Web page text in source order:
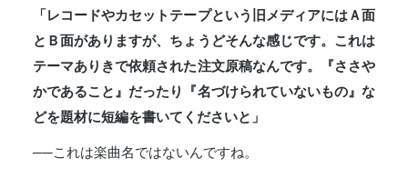
「レコードやカセットテープという旧メディアにはＡ面
とＢ面がありますが、ちょうどそんな感じです。これは
テーマありきで依頼された注文原稿なんです。『ささや
かであること』だったり『名づけられていないもの』な
どを題材に短編を書いてくださいと」
──これは楽曲名ではないんですね。